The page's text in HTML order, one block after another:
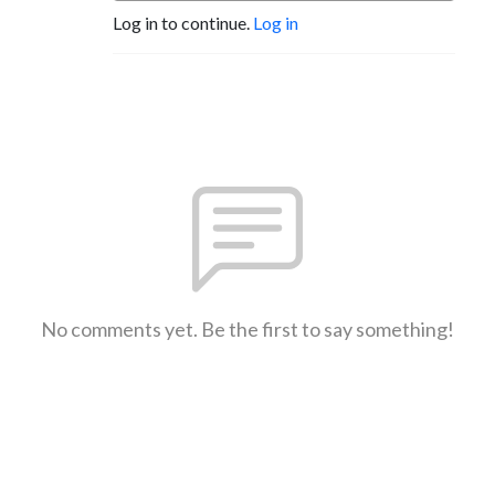
Log in to continue. Log in
No comments yet. Be the first to say something!